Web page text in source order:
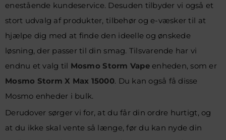
enestående kundeservice. Desuden tilbyder vi også et
stort udvalg af produkter, tilbehør og e-væsker til at
hjælpe dig med at finde den ideelle og ønskede
løsning, der passer til din smag. Tilsvarende har vi
endnu et valg til Mosmo Storm Vapeenheden, som er
Mosmo Storm X Max 15000. Du kan også få disse
Mosmo enheder i bulk.
Derudover sørger vi for, at du får din ordre hurtigt, og
at du ikke skal vente så længe, før du kan nyde din